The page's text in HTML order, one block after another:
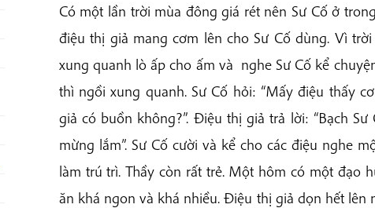
Có một lần trời mùa đông giá rét nên Sư Cố ở
điệu thị giả mang cơm lên cho Sư Cố dùng. Vì
xung quanh lò ấp cho ấm và nghe Sư Cố kể
thì ngồi xung quanh. Sư Cố hỏi: “Mấy điệu thấy
giả có buồn không?”. Điệu thị giả trả lời: “Bạch
mừng lắm”. Sư Cố cười và kể cho các điệu nghe
làm trú trì. Thầy còn rất trẻ. Một hôm có một đạo
ăn khá ngon và khá nhiều. Điệu thị giả dọn hết